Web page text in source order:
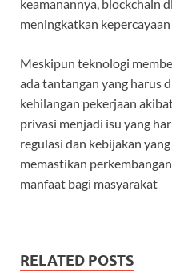
keamanannya, blockchain
meningkatkan
Meskipun teknologi
ada tantangan yang harus
kehilangan pekerjaan
privasi menjadi isu yang
regulasi dan kebijakan
memastikan
manfaat bagi masyarakat
RELATED POSTS